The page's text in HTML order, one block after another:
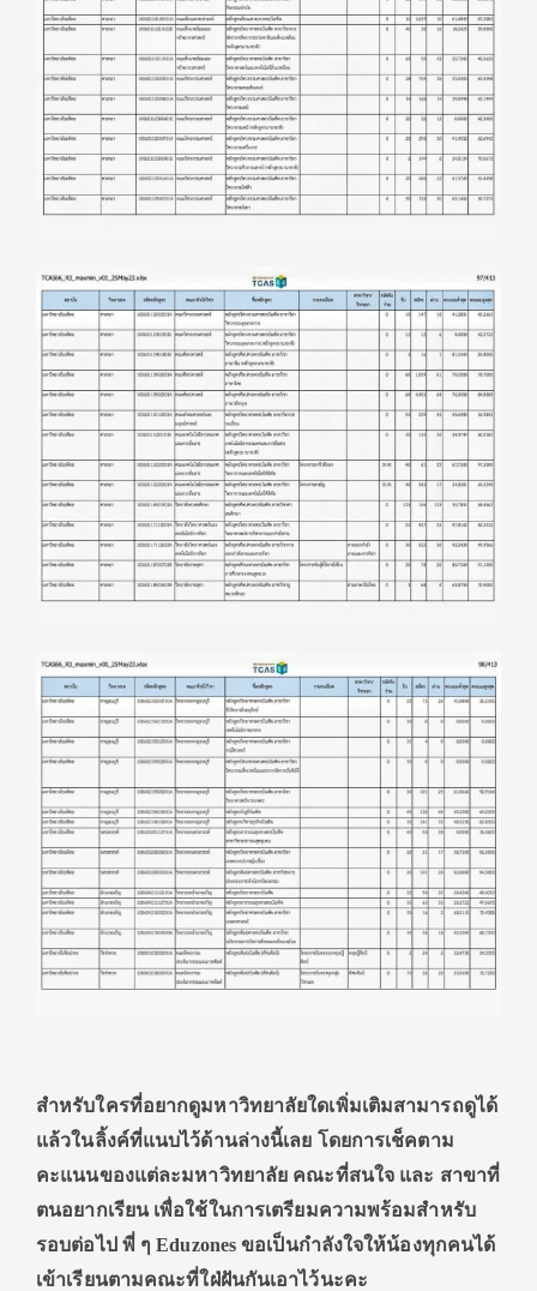
สำหรับใครที่อยากดูมหาวิทยาลัยใดเพิ่มเติมสามารถดูได้
แล้วในลิ้งค์ที่แนบไว้ด้านล่างนี้เลย โดยการเช็คตาม
คะแนนของแต่ละมหาวิทยาลัย คณะที่สนใจ และ สาขาที่
ตนอยากเรียน เพื่อใช้ในการเตรียมความพร้อมสำหรับ
รอบต่อไป พี่ ๆEduzones ขอเป็นกำลังใจให้น้องทุกคนได้
เข้าเรียนตามคณะที่ใฝ่ฝันกันเอาไว้นะคะ